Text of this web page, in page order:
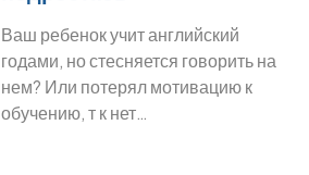
Ваш ребенок учит английский
годами, но стесняется говорить на
нем? Или потерял мотивацию к
обучению, т к нет…